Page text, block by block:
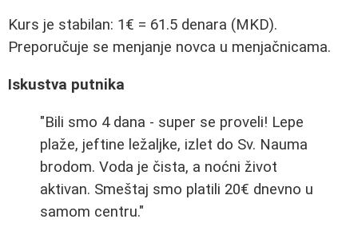
Kurs je stabilan: 1€ = 61.5 denara (MKD).
Preporučuje se menjanje novca u menjačnicama.
Iskustva putnika
"Bili smo 4 dana - super se proveli! Lepe
plaže, jeftine ležaljke, izlet do Sv. Nauma
brodom. Voda je čista, a noćni život
aktivan. Smeštaj smo platili 20€ dnevno u
samom centru."